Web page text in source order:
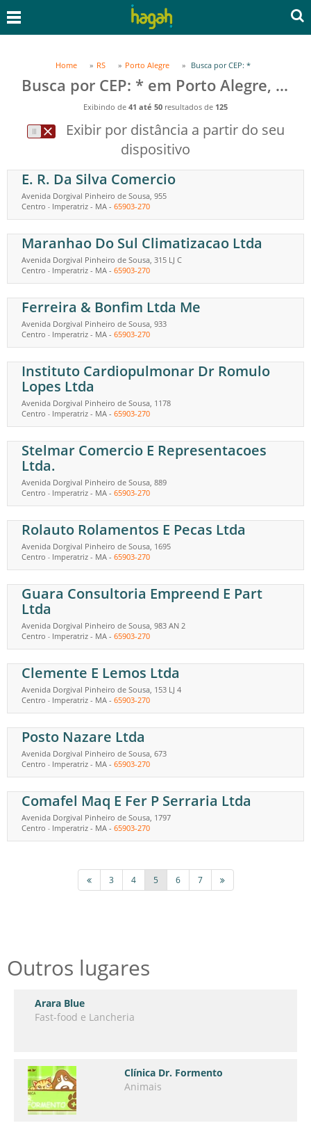
Home RS Porto Alegre Busca por CEP: *
Busca por CEP: * em Porto Alegre, RS
Exibindo de 41 até 50 resultados de 125
Exibir por distância a partir do seu
dispositivo
E. R. Da Silva Comercio
Avenida Dorgival Pinheiro de Sousa, 955
Centro - Imperatriz - MA - 65903-270
Maranhao Do Sul Climatizacao Ltda
Avenida Dorgival Pinheiro de Sousa, 315 LJ C
Centro - Imperatriz - MA - 65903-270
Ferreira & Bonfim Ltda Me
Avenida Dorgival Pinheiro de Sousa, 933
Centro - Imperatriz - MA - 65903-270
Instituto Cardiopulmonar Dr Romulo
Lopes Ltda
Avenida Dorgival Pinheiro de Sousa, 1178
Centro - Imperatriz - MA - 65903-270
Stelmar Comercio E Representacoes
Ltda.
Avenida Dorgival Pinheiro de Sousa, 889
Centro - Imperatriz - MA - 65903-270
Rolauto Rolamentos E Pecas Ltda
Avenida Dorgival Pinheiro de Sousa, 1695
Centro - Imperatriz - MA - 65903-270
Guara Consultoria Empreend E Part
Ltda
Avenida Dorgival Pinheiro de Sousa, 983 AN 2
Centro - Imperatriz - MA - 65903-270
Clemente E Lemos Ltda
Avenida Dorgival Pinheiro de Sousa, 153 LJ 4
Centro - Imperatriz - MA - 65903-270
Posto Nazare Ltda
Avenida Dorgival Pinheiro de Sousa, 673
Centro - Imperatriz - MA - 65903-270
Comafel Maq E Fer P Serraria Ltda
Avenida Dorgival Pinheiro de Sousa, 1797
Centro - Imperatriz - MA - 65903-270
3 4 5 6 7
Outros lugares
Arara Blue
Fast-food e Lancheria
Clínica Dr. Formento
Animais